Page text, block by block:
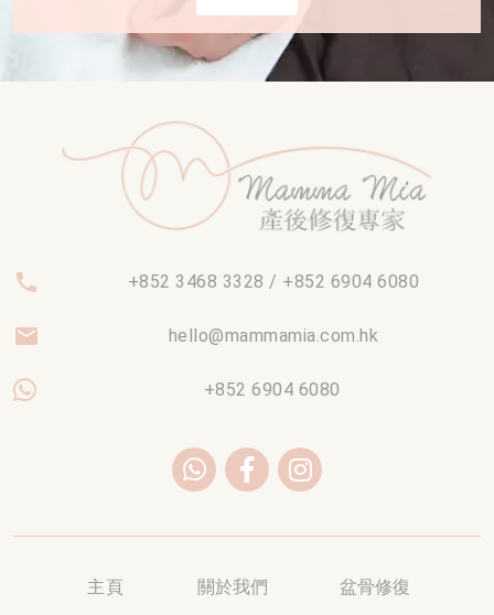
phone +852 3468 3328 / +852 6904 6080
email hello@mammamia.com.hk
+852 6904 6080
主頁 關於我們 盆骨修復